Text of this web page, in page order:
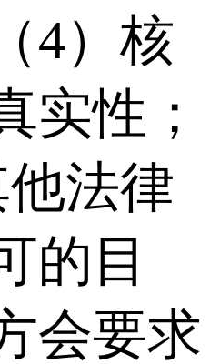
4）核
实性；
他法律
的目
会要求